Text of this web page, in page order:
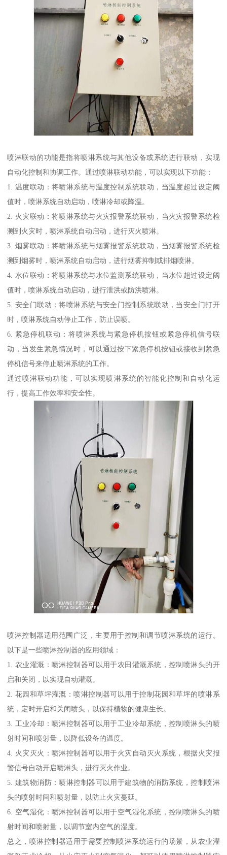
喷淋联动的功能是指将喷淋系统与其他设备或系统进行联动，实现
自动化控制和协调工作。通过喷淋联动功能，可以实现以下功能：
1. 温度联动：将喷淋系统与温度控制系统联动，当温度超过设定阈
值时，喷淋系统自动启动，喷淋冷却或降温。
2. 火灾联动：将喷淋系统与火灾报警系统联动，当火灾报警系统检
测到火灾时，喷淋系统自动启动，进行灭火喷淋。
3. 烟雾联动：将喷淋系统与烟雾报警系统联动，当烟雾报警系统检
测到烟雾时，喷淋系统自动启动，进行烟雾抑制或排烟喷淋。
4. 水位联动：将喷淋系统与水位监测系统联动，当水位超过设定阈
值时，喷淋系统自动启动，进行泄洪或防洪喷淋。
5. 安全门联动：将喷淋系统与安全门控制系统联动，当安全门打开
时，喷淋系统自动停止工作，防止误喷。
6. 紧急停机联动：将喷淋系统与紧急停机按钮或紧急停机信号联
动，当发生紧急情况时，可以通过按下紧急停机按钮或接收到紧急
停机信号来停止喷淋系统的工作。
通过喷淋联动功能，可以实现喷淋系统的智能化控制和自动化运
行，提高工作效率和安全性。
喷淋控制器适用范围广泛，主要用于控制和调节喷淋系统的运行。
以下是一些喷淋控制器的应用领域：
1. 农业灌溉：喷淋控制器可以用于农田灌溉系统，控制喷淋头的开
启和关闭，以实现自动灌溉。
2. 花园和草坪灌溉：喷淋控制器可以用于控制花园和草坪的喷淋系
统，定时开启和关闭喷头，以保持植物的健康生长。
3. 工业冷却：喷淋控制器可以用于工业冷却系统，控制喷淋头的喷
射时间和喷射量，以降低设备的温度。
4. 火灾灭火：喷淋控制器可以用于火灾自动灭火系统，根据火灾报
警信号自动开启喷淋头，进行灭火作业。
5. 建筑物消防：喷淋控制器可以用于建筑物的消防系统，控制喷淋
头的喷射时间和喷射量，以防止火灾蔓延。
6. 空气湿化：喷淋控制器可以用于空气湿化系统，控制喷淋头的喷
射时间和喷射量，以调节室内空气的湿度。
总之，喷淋控制器适用于需要控制喷淋系统运行的场景，从农业灌